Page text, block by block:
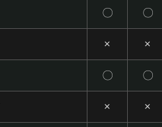
〇 〇
× ×
〇 〇
× ×